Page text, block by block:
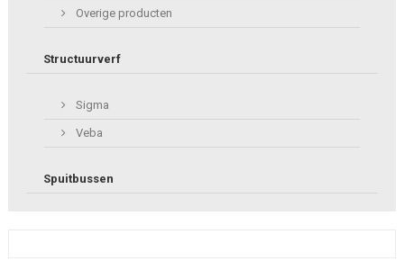
Overige producten
Structuurverf
Sigma
Veba
Spuitbussen